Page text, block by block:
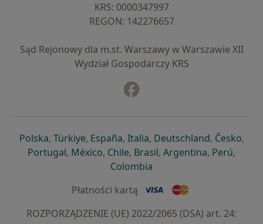
KRS: ⁠0000347997
REGON: ⁠142276657
Sąd Rejonowy dla m.st. Warszawy w Warszawie XII
Wydział Gospodarczy KRS
Polskaotwiera się w nowej karcie
, Türkiyeotwiera się w nowej karcie
, Españaotwiera się w nowej karcie
, Italiaotwiera się w nowej
, Deutschlandotwiera się
, Česko,
Portugalotwiera się w nowej karcie
, Méxicootwiera się w nowej karcie
, Chileotwiera się w nowej karcie
, Brasilotwiera się w nowej
, Argentinaotwiera się
, Perú,
Colombia
Płatności kartą
ROZPORZĄDZENIE (UE) 2022/2065 (DSA) art. 24: